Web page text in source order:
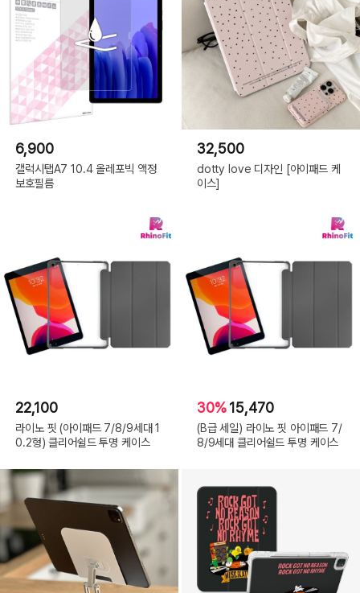
6,900
갤럭시탭A7 10.4 올레포빅 액정
보호필름
32,500
dotty love 디자인 [아이패드 케
이스]
22,100
라이노 핏 (아이패드 7/8/9세대 1
0.2형) 클리어쉴드 투명 케이스
30%15,470
(B급 세일) 라이노 핏 아이패드 7/
8/9세대 클리어쉴드 투명 케이스